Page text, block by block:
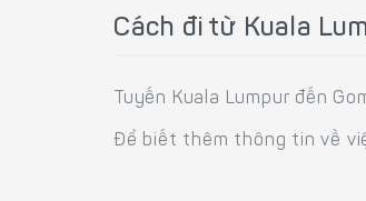
Cách đi từ Kuala
Tuyến Kuala Lumpur đến
Để biết thêm thông tin về